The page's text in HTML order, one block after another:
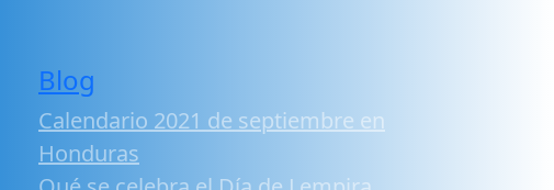
Blog
Calendario 2021 de septiembre en
Honduras